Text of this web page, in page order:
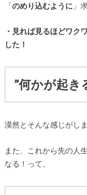
「のめり込むように 」
・見れば見るほどワク
した！
”何かが起き
漠然とそんな感じがし
また、これから先の人
なる！って、